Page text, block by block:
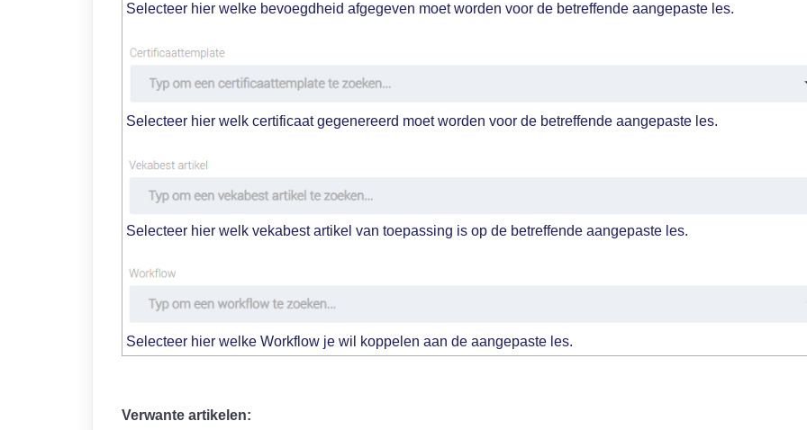
Selecteer hier welke bevoegdheid afgegeven moet worden voor de betreffende aangepaste les.
Selecteer hier welk certificaat gegenereerd moet worden voor de betreffende aangepaste les.
Selecteer hier welk vekabest artikel van toepassing is op de betreffende aangepaste les.
Selecteer hier welke Workflow je wil koppelen aan de aangepaste les.
Verwante artikelen: